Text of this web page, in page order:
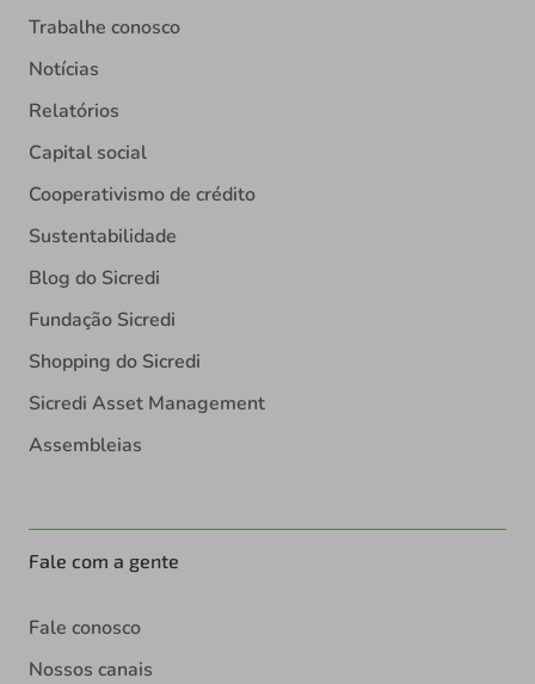
Trabalhe conosco
Notícias
Relatórios
Capital social
Cooperativismo de crédito
Sustentabilidade
Blog do Sicredi
Fundação Sicredi
Shopping do Sicredi
Sicredi Asset Management
Assembleias
Fale com a gente
Fale conosco
Nossos canais